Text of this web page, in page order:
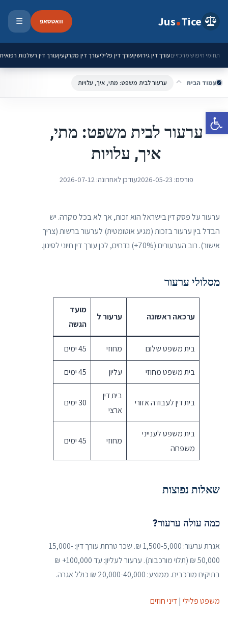
פתח סרגל נגישות
Jus Tice וואטסאפ ☰
תחומי חיפוש מרכזייםעורך דין גירושיןעורך דין פליליעורך דין מקרקעיןעורך דין רשלנות רפואית
עמוד הבית ערעור לבית משפט: מתי, איך, עלויות
ערעור לבית משפט: מתי,
איך, עלויות
פורסם: 2026-05-23עודכן לאחרונה:2026-07-12
ערעור על פסק דין בישראל הוא זכות, אך לא בכל מקרה. יש
הבדל בין ערעור בזכות (מגיע אוטומטית) לערעור ברשות (צריך
אישור). רוב הערעורים (70%+) נדחים, לכן עורך דין חיוני לסינון.
מסלולי ערעור
ערכאה ראשונה ערעור ל
מועד
הגשה
בית משפט שלום מחוזי 45 ימים
בית משפט מחוזי עליון 45 ימים
בית דין לעבודה אזורי
בית דין
ארצי
30 ימים
בית משפט לענייני
משפחה
מחוזי 45 ימים
שאלות נפוצות
כמה עולה ערעור?
אגרת ערעור: 1,500-5,000 ₪. שכר טרחת עורך דין: 15,000-
50,000 ₪ (תלוי מורכבות). ערעור לעליון: עד 100,000+ ₪
בתיקים מורכבים. ממוצע: 20,000-40,000 ₪ כולל אגרה.
משפט פלילי |דיני חוזים